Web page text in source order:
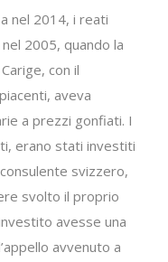
nel 2014, i reati
2005, quando la
con il
aveva
a prezzi gonfiati. I
erano stati investiti
svizzero,
svolto il proprio
avesse una
avvenuto a